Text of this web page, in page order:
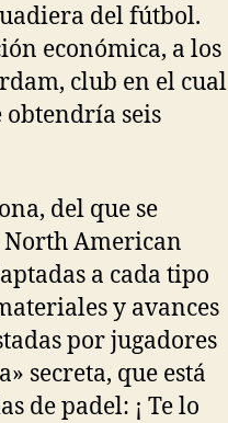
del fútbol.
económica, a los
club en el cual
obtendría seis
del que se
American
a cada tipo
y avances
por jugadores
secreta, que está
de padel: ¡ Te lo